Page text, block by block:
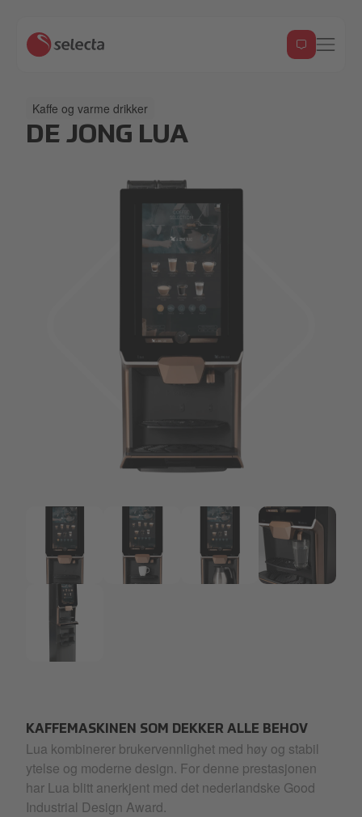
Kaffe og varme drikker
DE JONG LUA
DeJong Lua 2 canisters.png
KAFFEMASKINEN SOM DEKKER ALLE BEHOV
Lua kombinerer brukervennlighet med høy og stabil
ytelse og moderne design. For denne prestasjonen
har Lua blitt anerkjent med det nederlandske Good
Industrial Design Award.